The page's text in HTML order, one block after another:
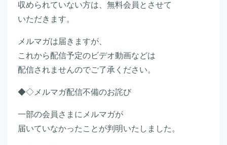
収められていない方は、無料会員とさせて
いただきます。
メルマガは届きますが、
これから配信予定のビデオ動画などは
配信されませんのでご了承ください。
◆◇メルマガ配信不備のお詫び
一部の会員さまにメルマガが
届いていなかったことが判明いたしました。